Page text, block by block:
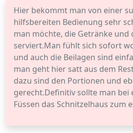
Hier bekommt man von einer
hilfsbereiten Bedienung sehr
man möchte, die Getränke und
serviert.Man fühlt sich sofort
und auch die Beilagen sind
man geht hier satt aus dem
dazu sind den Portionen und
gerecht.Definitiv sollte man bei
Füssen das Schnitzelhaus zum